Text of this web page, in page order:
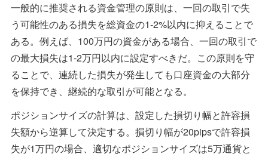
一般的に推奨される資金管理の原則は、一回の取引で失
う可能性のある損失を総資金の1-2%以内に抑えることで
ある。例えば、100万円の資金がある場合、一回の取引で
の最大損失は1-2万円以内に設定すべきだ。この原則を守
ることで、連続した損失が発生しても口座資金の大部分
を保持でき、継続的な取引が可能となる。
ポジションサイズの計算は、設定した損切り幅と許容損
失額から逆算して決定する。損切り幅が20pipsで許容損
失が1万円の場合、適切なポジションサイズは5万通貨と